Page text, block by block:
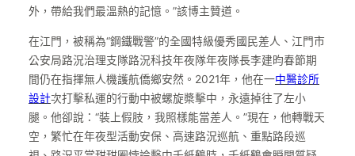
外，帶給我們最溫熱的記憶。”該博主贊道。
在江門，被稱為“鋼鐵戰警”的全國特級優秀國民差人、江門市
公安局路況治理支隊路況科技年夜隊年夜隊長李建昀春節期
間仍在指揮無人機護航僑鄉安然。2021年，他在一中醫診所
設計次打擊私運的行動中被螺旋槳擊中，永遠掉往了左小
腿。他卻說：“裝上假肢，我照樣能當差人。”現在，他轉戰天
空，繁忙在年夜型活動安保、高速路況巡航、重點路段巡